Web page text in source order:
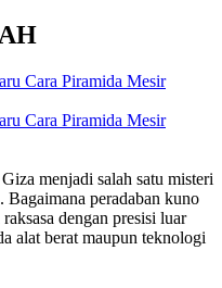
Cara Piramida Mesir
Cara Piramida Mesir
menjadi salah satu misteri
Bagaimana peradaban kuno
dengan presisi luar
alat berat maupun teknologi